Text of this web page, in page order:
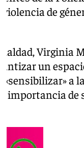
de
Virginia
un
«sensibilizar»
importancia